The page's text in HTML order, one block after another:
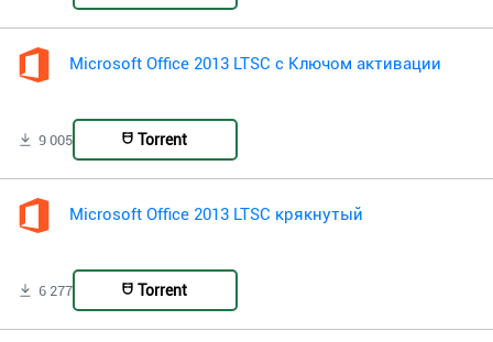
Microsoft Office 2013 LTSC с Ключом активации
9 005 Torrent
Microsoft Office 2013 LTSC крякнутый
6 277 Torrent